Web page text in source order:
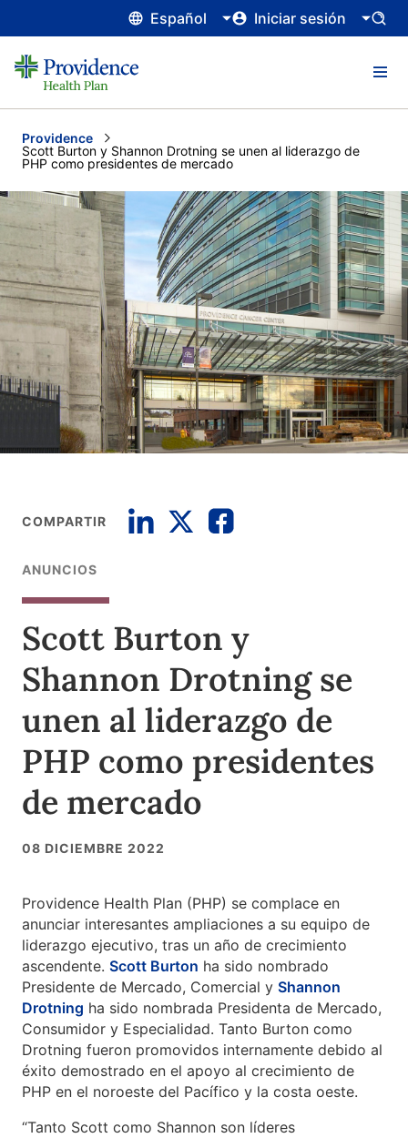
Español Iniciar sesión
Providence
Current:
Scott Burton y Shannon Drotning se unen al liderazgo de
PHP como presidentes de mercado
COMPARTIR
ANUNCIOS
Scott Burton y
Shannon Drotning se
unen al liderazgo de
PHP como presidentes
de mercado
08 DICIEMBRE 2022
Providence Health Plan (PHP) se complace en
anunciar interesantes ampliaciones a su equipo de
liderazgo ejecutivo, tras un año de crecimiento
ascendente. Scott Burton ha sido nombrado
Presidente de Mercado, Comercial y Shannon
Drotning ha sido nombrada Presidenta de Mercado,
Consumidor y Especialidad. Tanto Burton como
Drotning fueron promovidos internamente debido al
éxito demostrado en el apoyo al crecimiento de
PHP en el noroeste del Pacífico y la costa oeste.
“Tanto Scott como Shannon son líderes